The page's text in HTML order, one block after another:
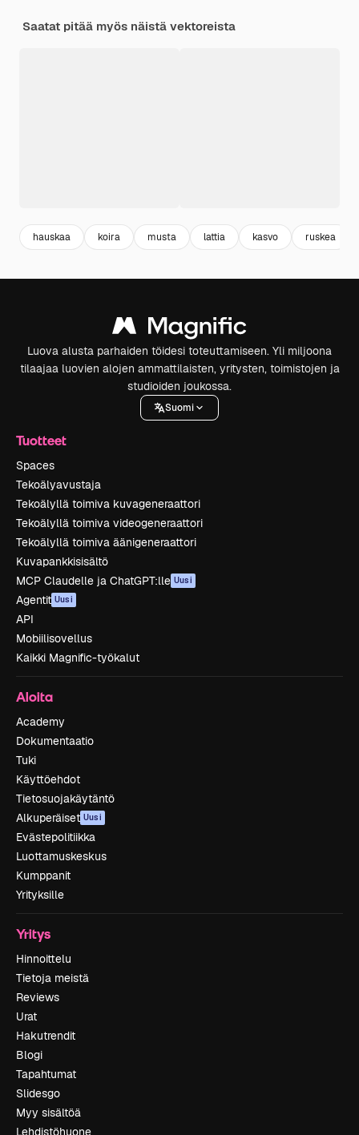
Saatat pitää myös näistä vektoreista
hauskaa koira musta lattia kasvo ruskea
Luova alusta parhaiden töidesi toteuttamiseen. Yli miljoona
tilaajaa luovien alojen ammattilaisten, yritysten, toimistojen ja
studioiden joukossa.
Suomi
Tuotteet
Spaces
Tekoälyavustaja
Tekoälyllä toimiva kuvageneraattori
Tekoälyllä toimiva videogeneraattori
Tekoälyllä toimiva äänigeneraattori
Kuvapankkisisältö
MCP Claudelle ja ChatGPT:lle Uusi
Agentit Uusi
API
Mobiilisovellus
Kaikki Magnific-työkalut
Aloita
Academy
Dokumentaatio
Tuki
Käyttöehdot
Tietosuojakäytäntö
Alkuperäiset Uusi
Evästepolitiikka
Luottamuskeskus
Kumppanit
Yrityksille
Yritys
Hinnoittelu
Tietoja meistä
Reviews
Urat
Hakutrendit
Blogi
Tapahtumat
Slidesgo
Myy sisältöä
Lehdistöhuone